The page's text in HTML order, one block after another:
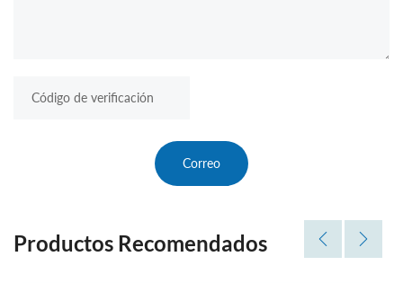
Correo
Productos Recomendados